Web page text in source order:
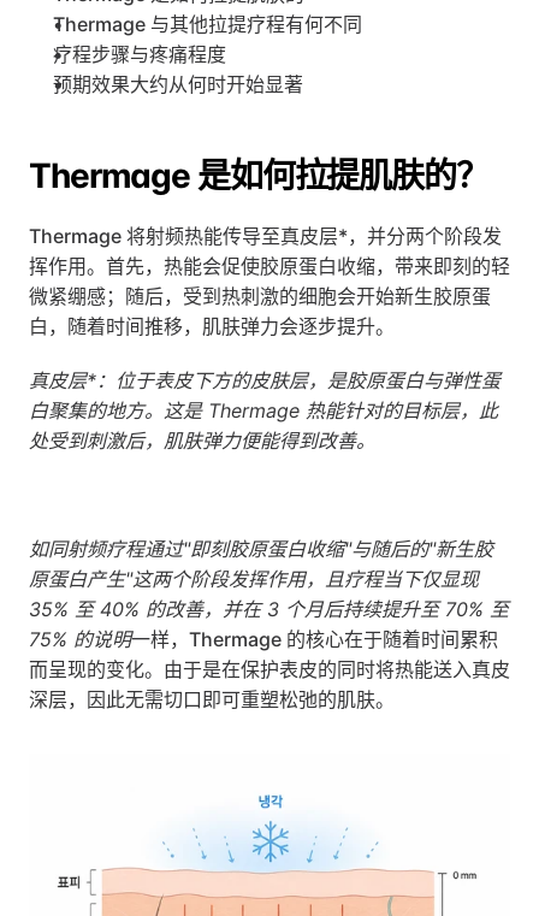
Thermage 与其他拉提疗程有何不同
疗程步骤与疼痛程度
预期效果大约从何时开始显著
Thermage 是如何拉提肌肤的？
Thermage 将射频热能传导至真皮层*，并分两个阶段发
挥作用。首先，热能会促使胶原蛋白收缩，带来即刻的轻
微紧绷感；随后，受到热刺激的细胞会开始新生胶原蛋
白，随着时间推移，肌肤弹力会逐步提升。
真皮层*：位于表皮下方的皮肤层，是胶原蛋白与弹性蛋
白聚集的地方。这是 Thermage 热能针对的目标层，此
处受到刺激后，肌肤弹力便能得到改善。
如同射频疗程通过"即刻胶原蛋白收缩"与随后的"新生胶
原蛋白产生"这两个阶段发挥作用，且疗程当下仅显现
35% 至 40% 的改善，并在 3 个月后持续提升至 70% 至
75% 的说明一样，Thermage 的核心在于随着时间累积
而呈现的变化。由于是在保护表皮的同时将热能送入真皮
深层，因此无需切口即可重塑松弛的肌肤。